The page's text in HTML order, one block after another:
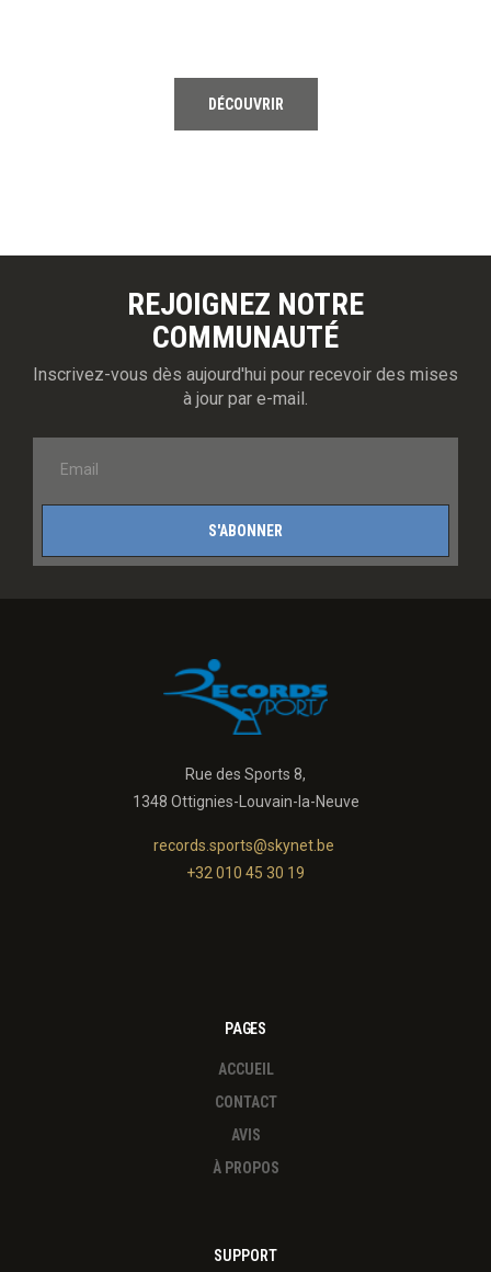
DÉCOUVRIR
REJOIGNEZ NOTRE
COMMUNAUTÉ
Inscrivez-vous dès aujourd'hui pour recevoir des mises
à jour par e-mail.
S'ABONNER
Rue des Sports 8,
1348 Ottignies-Louvain-la-Neuve
records.sports@skynet.be
+32 010 45 30 19
PAGES
ACCUEIL
CONTACT
AVIS
À PROPOS
SUPPORT